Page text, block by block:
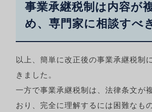
事業承継税制は内容が
め、専門家に相談すべ
以上、簡単に改正後の事業承継税制
きました。
一方で事業承継税制は、法律条文が
おり、完全に理解するには困難なも